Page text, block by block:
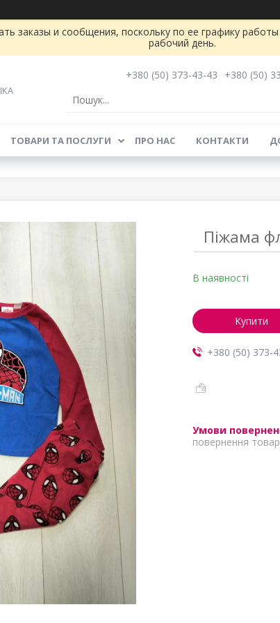
заказы и сообщения, поскольку по ее графику
рабочий день.
+380 (50) 373-43-43
+380 (50)
ТОВАРИ ТА ПОСЛУГИ ПРО НАС КОНТАКТИ
Піжама
В наявності
Купити
+380 (50) 373-
повернення